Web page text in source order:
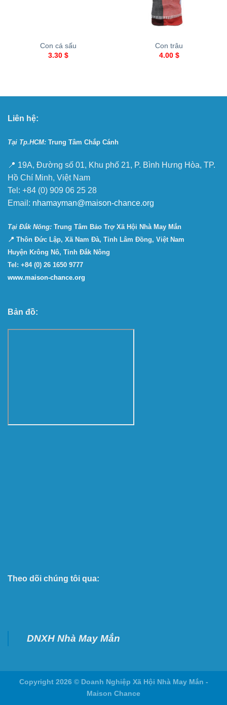
Con cá sấu
3.30 $
Con trâu
4.00 $
Liên hệ:
Tại Tp.HCM: Trung Tâm Chắp Cánh
📍 19A, Đường số 01, Khu phố 21, P. Bình Hưng Hòa, TP.
Hồ Chí Minh, Việt Nam
Tel: +84 (0) 909 06 25 28
Email: nhamayman@maison-chance.org
Tại Ðắk Nông: Trung Tâm Bảo Trợ Xã Hội Nhà May Mắn
📍 Thôn Đức Lập, Xã Nam Đà, Tỉnh Lâm Đồng, Việt Nam
Huyện Krông Nô, Tỉnh Đắk Nông
Tel: +84 (0) 26 1650 9777
www.maison-chance.org
Bản đồ:
Theo dõi chúng tôi qua:
DNXH Nhà May Mắn
Copyright 2026 © Doanh Nghiệp Xã Hội Nhà May Mắn -
Maison Chance